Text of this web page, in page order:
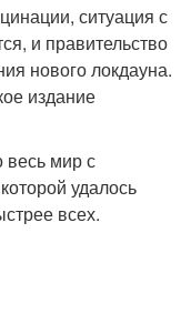
ситуация с
и правительство
нового локдауна.
издание
весь мир с
удалось
всех.